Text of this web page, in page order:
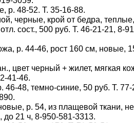
р. 48-52. Т. 35-16-88.
черные, крой от бедра,
сост., 500 руб. Т. 46-21-21, 8-
р. 44-46, рост 160 см, новые,
цвет черный + жилет, мягкая
41-46.
46-48, темно-синие, 50 руб. Т.
р. 54, из плащевой ткани, не
21 ч, 8-950-581-3313.